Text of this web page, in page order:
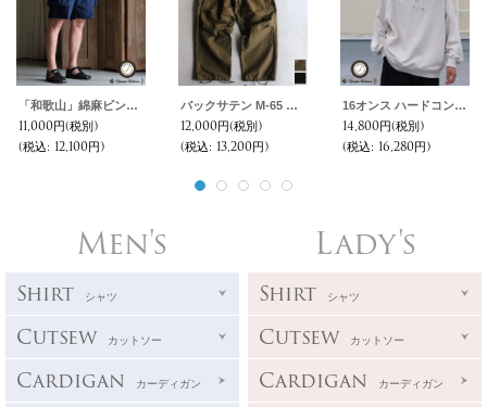
「和歌山」綿麻ビンテージソフトキャンバス ガーデニングカーゴ イージーショーツ【MADE IN JAPAN】『日本製』 / Upscape Audience
11,000円(税別)
(税込: 12,100円)
バックサテン M-65 US ARMY カーゴ イージーパンツ /Audience
12,000円(税別)
(税込: 13,200円)
16オンス ハードコンパクト ヘビー裏毛 ラグラン XL ガゼットプルパーカー【MADE IN JAPAN】【送料無料】『日本製』 / Upscape Audience
14,800円(税別)
(税込: 16,280円)
Men's
Shirt シャツ
Cutsew カットソー
Cardigan カーディガン
Lady's
Shirt シャツ
Cutsew カットソー
Cardigan カーディガン